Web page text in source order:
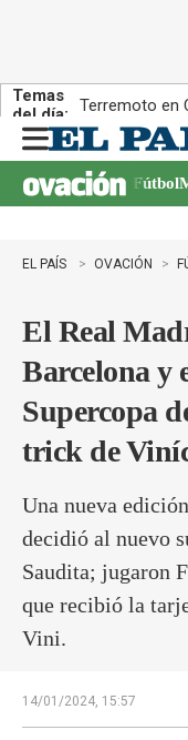
Temas
del día:
Terremoto en
n
u
Fútbol
EL PAÍS OVACIÓN
El Real
Barcelona y
Supercopa
trick de
Una nueva
decidió al nuevo
Saudita; jugaron
que recibió la
Vini.
14/01/2024, 15:57